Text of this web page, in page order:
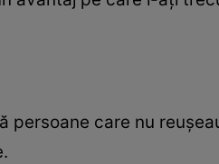
care nu